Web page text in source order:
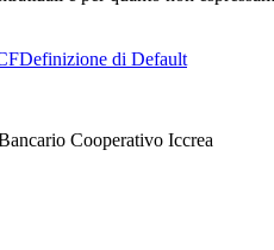
Definizione di Default
Cooperativo Iccrea